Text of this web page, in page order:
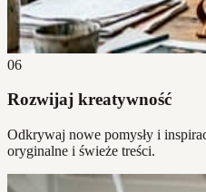
06
Rozwijaj kreatywność
Odkrywaj nowe pomysły i
oryginalne i świeże treści.